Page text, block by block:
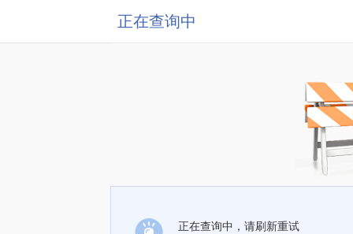
正在查询中
正在查询中，请刷新重试